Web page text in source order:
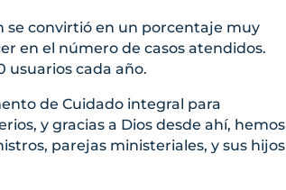
se convirtió en un porcentaje muy
en el número de casos atendidos.
usuarios cada año.
de Cuidado integral para
y gracias a Dios desde ahí, hemos
parejas ministeriales, y sus hijos